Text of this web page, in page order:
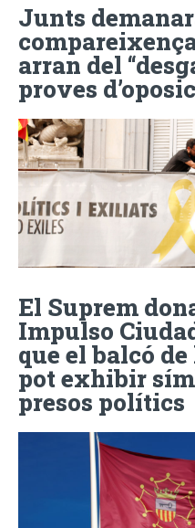
Junts
arran del
proves
El Suprem
Impulso
que el balcó
pot exhibir
presos polítics